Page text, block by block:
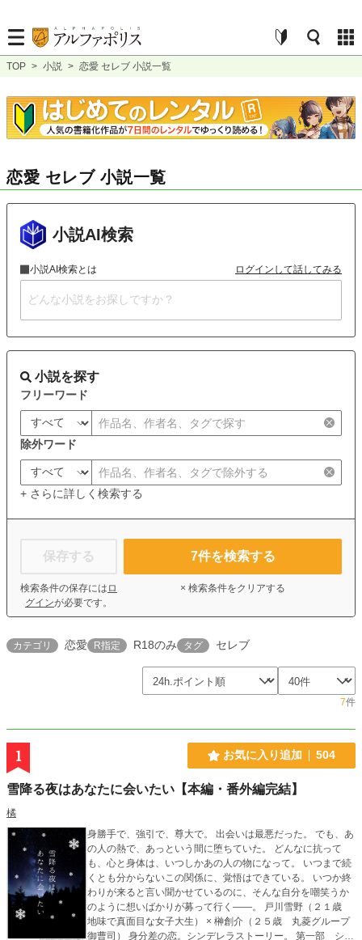
TOP > 小説 > 恋愛 セレブ 小説一覧
恋愛 セレブ 小説一覧
小説AI検索
小説AI検索とは ログインして話してみる
小説を探す
フリーワード
除外ワード
+ さらに詳しく検索する
保存する
検索条件の保存には ロ
グインが必要です。
7件を検索する
× 検索条件をクリアする
カテゴリ 恋愛 R指定 R18のみ タグ セレブ
7件
1 お気に入り追加 504
雪降る夜はあなたに会いたい【本編・番外編完結】
橘
身勝手で、強引で、尊大で。 出会いは最悪だった。 でも、あ
の人の熱で、あっという間に堕ちていた。 どんなに抗って
も、心と身体は、いつしかあの人の物になって。 いつまで続
くとも分からないこの関係に、覚悟はできている。 いつか終
わりが来ると言い聞かせているのに、そんな自分を嘲笑うか
のように想いばかりが募って行く――。 戸川雪野（２１歳
地味で真面目な女子大生） × 榊創介（２５歳 丸菱グループ
御曹司） 身分差の恋。シンデレラストーリー。 第一部 シン